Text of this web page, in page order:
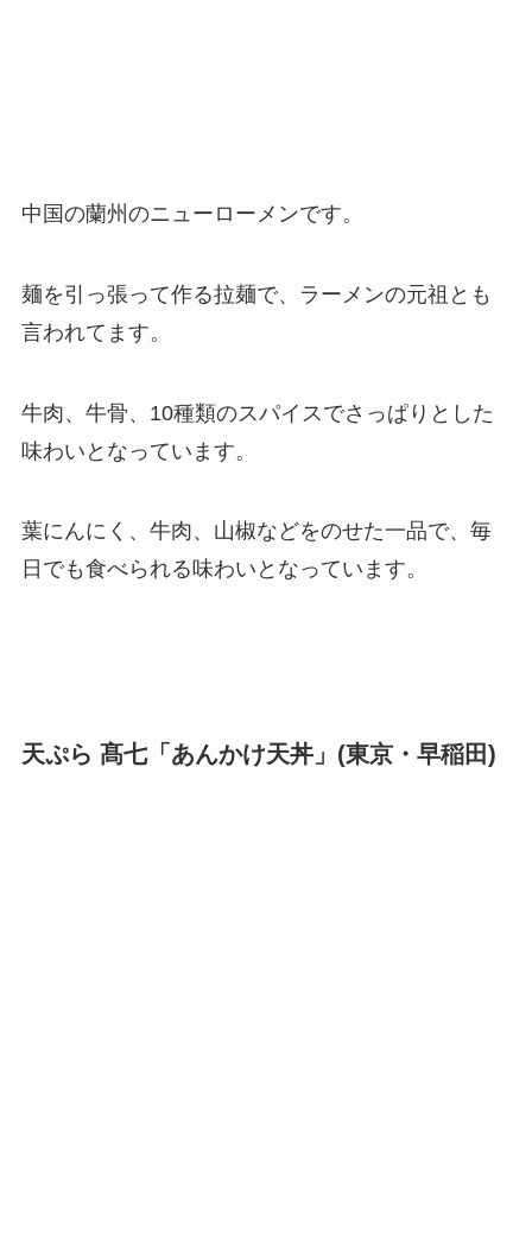
中国の蘭州のニューローメンです。
麺を引っ張って作る拉麺で、ラーメンの元祖とも
言われてます。
牛肉、牛骨、10種類のスパイスでさっぱりとした
味わいとなっています。
葉にんにく、牛肉、山椒などをのせた一品で、毎
日でも食べられる味わいとなっています。
天ぷら 髙七「あんかけ天丼」(東京・早稲田)